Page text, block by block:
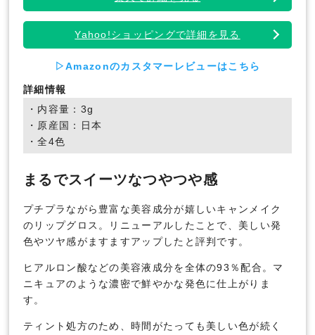
Yahoo!ショッピングで詳細を見る
▷Amazonのカスタマーレビューはこちら
詳細情報
・内容量：3g
・原産国：日本
・全4色
まるでスイーツなつやつや感
プチプラながら豊富な美容成分が嬉しいキャンメイク
のリップグロス。リニューアルしたことで、美しい発
色やツヤ感がますますアップしたと評判です。
ヒアルロン酸などの美容液成分を全体の93％配合。マ
ニキュアのような濃密で鮮やかな発色に仕上がりま
す。
ティント処方のため、時間がたっても美しい色が続く